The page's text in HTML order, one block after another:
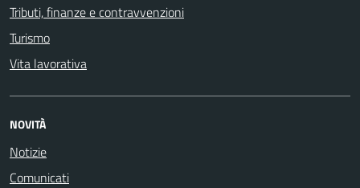
Tributi, finanze e contravvenzioni
Turismo
Vita lavorativa
NOVITÀ
Notizie
Comunicati